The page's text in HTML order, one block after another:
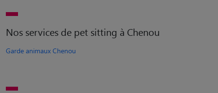
Nos services de pet sitting à Chenou
Garde animaux Chenou